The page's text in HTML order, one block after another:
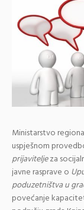
Ministarstvo
uspješnom
prijaviteljeza
javne rasprave o
poduzetništva u
povećanje